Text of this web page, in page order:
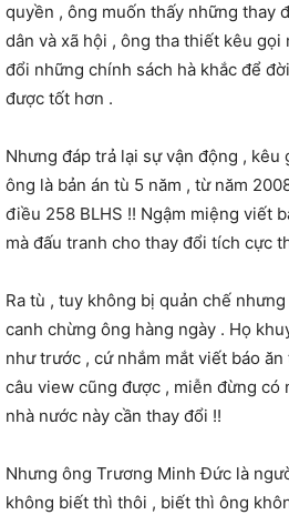
quyền , ông muốn thấy những thay
dân và xã hội , ông tha thiết kêu gọi
đổi những chính sách hà khắc để
được tốt hơn .
Nhưng đáp trả lại sự vận động , kêu
ông là bản án tù 5 năm , từ năm
điều 258 BLHS !! Ngậm miệng viết
mà đấu tranh cho thay đổi tích cực
Ra tù , tuy không bị quản chế
canh chừng ông hàng ngày . Họ
như trước , cứ nhắm mắt viết báo
câu view cũng được , miễn đừng có
nhà nước này cần thay đổi !!
Nhưng ông Trương Minh Đức là
không biết thì thôi , biết thì ông